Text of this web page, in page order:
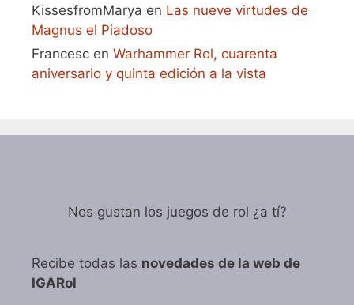
KissesfromMarya en Las nueve virtudes de
Magnus el Piadoso
Francesc en Warhammer Rol, cuarenta
aniversario y quinta edición a la vista
Nos gustan los juegos de rol ¿a tí?
Recibe todas las novedades de la web de
IGARol